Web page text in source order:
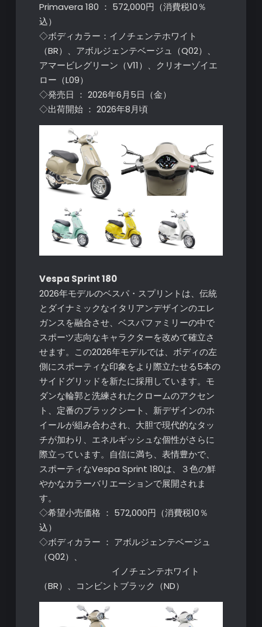
Primavera 180 ： 572,000円（消費税10％
込）
◇ボディカラー：イノチェンテホワイト
（BR）、アボルジェンテベージュ（Q02）、
アマービレグリーン（V11）、クリオーゾイエ
ロー（L09）
◇発売日 ： 2026年6月5日（金）
◇出荷開始 ： 2026年8月頃
Vespa Sprint 180
2026年モデルのベスパ・スプリントは、伝統
とダイナミックなイタリアンデザインのエレ
ガンスを融合させ、ベスパファミリーの中で
スポーツ志向なキャラクターを改めて確立さ
せます。この2026年モデルでは、ボディの左
側にスポーティな印象をより際立たせる5本の
サイドグリッドを新たに採用しています。モ
ダンな輪郭と洗練されたクロームのアクセン
ト、定番のブラックシート、新デザインのホ
イールが組み合わされ、大胆で現代的なタッ
チが加わり、エネルギッシュな個性がさらに
際立っています。自信に満ち、表情豊かで、
スポーティなVespa Sprint 180は、３色の鮮
やかなカラーバリエーションで展開されま
す。
◇希望小売価格 ： 572,000円（消費税10％
込）
◇ボディカラー ： アボルジェンテベージュ
（Q02）、
イノチェンテホワイト
（BR）、コンビントブラック（ND）